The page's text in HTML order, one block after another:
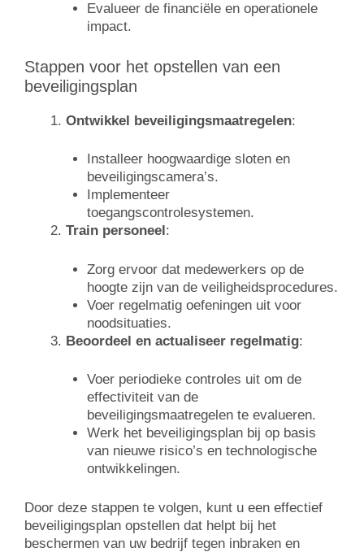
Evalueer de financiële en operationele
impact.
Stappen voor het opstellen van een
beveiligingsplan
Ontwikkel beveiligingsmaatregelen:
Installeer hoogwaardige sloten en
beveiligingscamera’s.
Implementeer
toegangscontrolesystemen.
Train personeel :
Zorg ervoor dat medewerkers op de
hoogte zijn van de veiligheidsprocedures.
Voer regelmatig oefeningen uit voor
noodsituaties.
Beoordeel en actualiseer regelmatig:
Voer periodieke controles uit om de
effectiviteit van de
beveiligingsmaatregelen te evalueren.
Werk het beveiligingsplan bij op basis
van nieuwe risico’s en technologische
ontwikkelingen.
Door deze stappen te volgen, kunt u een effectief
beveiligingsplan opstellen dat helpt bij het
beschermen van uw bedrijf tegen inbraken en